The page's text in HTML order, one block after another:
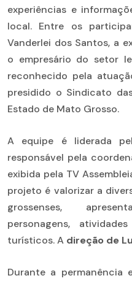
experiências e
local. Entre os
Vanderlei dos Santos, a
o empresário do setor
reconhecido pela
presidido o Sindicato
Estado de Mato Grosso.
A equipe é liderada
responsável pela
exibida pela TV
projeto é valorizar a
grossenses,
personagens,
turísticos. A direção de
Durante a permanência